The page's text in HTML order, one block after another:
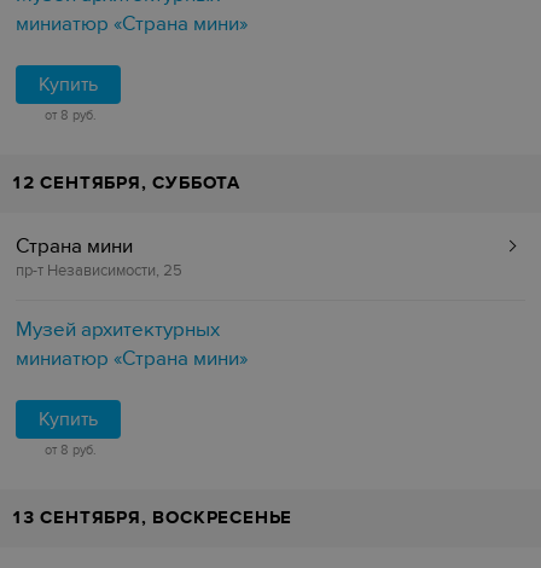
миниатюр «Страна мини»
Купить
от 8 руб.
12 СЕНТЯБРЯ, СУББОТА
Страна мини
пр-т Независимости, 25
Музей архитектурных
миниатюр «Страна мини»
Купить
от 8 руб.
13 СЕНТЯБРЯ, ВОСКРЕСЕНЬЕ